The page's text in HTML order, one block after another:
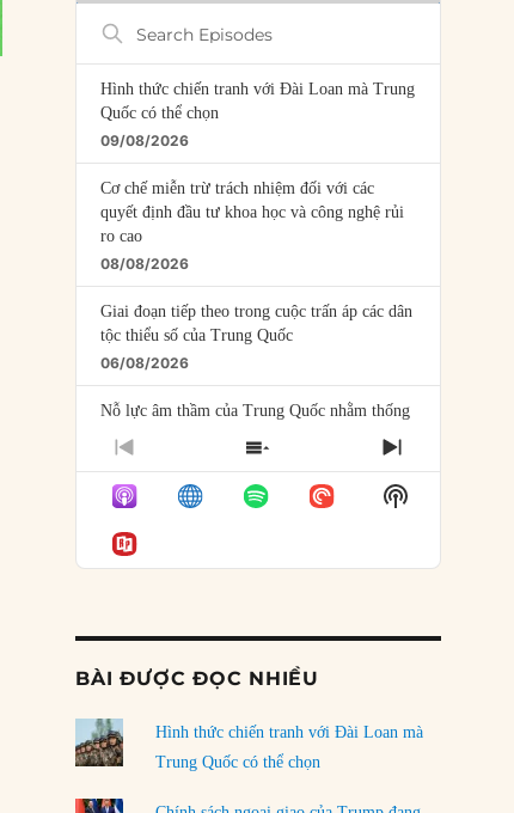
Search
Episodes
Hình thức chiến tranh với Đài Loan mà Trung
Quốc có thể chọn
09/08/2026
Cơ chế miễn trừ trách nhiệm đối với các
quyết định đầu tư khoa học và công nghệ rủi
ro cao
08/08/2026
Giai đoạn tiếp theo trong cuộc trấn áp các dân
tộc thiểu số của Trung Quốc
06/08/2026
Nỗ lực âm thầm của Trung Quốc nhằm thống
trị khu vực Mỹ Latinh
Nợ cho kẻ mộng mơ: Vốn vay chính sách và
giới hạn của việc cho startup vay vốn
05/08/2026
của phe cánh hữu mới
Ngoại trưởng Nhật Bản?
04/08/2026
Điểm mù chiến lược của Trump tại Thái Bình
PREVIOUS
EPISODE
SHOW
EPISODES
LIST
NEXT
EPISODE
Show
Podcast
BÀI ĐƯỢC ĐỌC NHIỀU
Hình thức chiến tranh với Đài Loan mà
Trung Quốc có thể chọn